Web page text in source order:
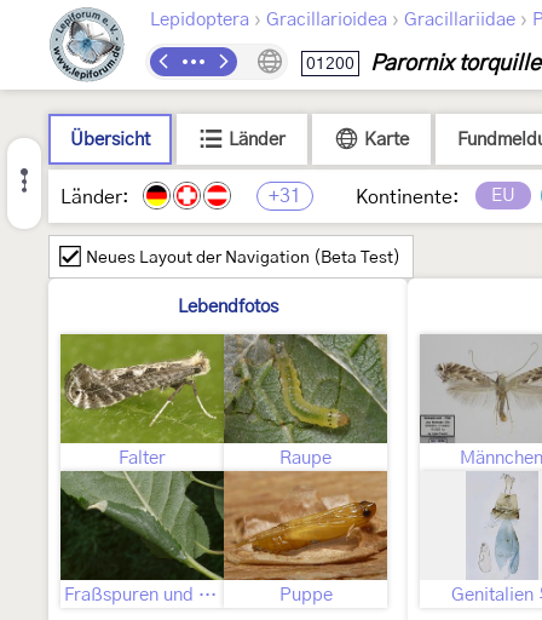
Lepidoptera › Gracillarioidea › Gracillariidae ›
01200 Parornix
Übersicht Länder Karte
Länder: +31 Kontinente: EU
Neues Layout der Navigation (Beta Test)
Lebendfotos
Falter Raupe
Fraßspuren und Befallsbild Puppe
Männchen
Genitalien